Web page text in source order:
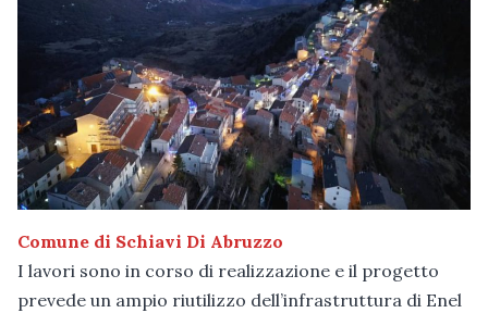
Comune di Schiavi Di Abruzzo
I lavori sono in corso di realizzazione e il progetto
prevede un ampio riutilizzo dell’infrastruttura di Enel